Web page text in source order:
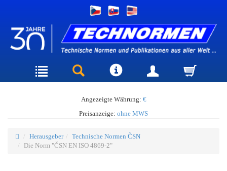
Angezeigte Währung: €
Preisanzeige: ohne MWS
Herausgeber
Technische Normen ČSN
Die Norm "ČSN EN ISO 4869-2"